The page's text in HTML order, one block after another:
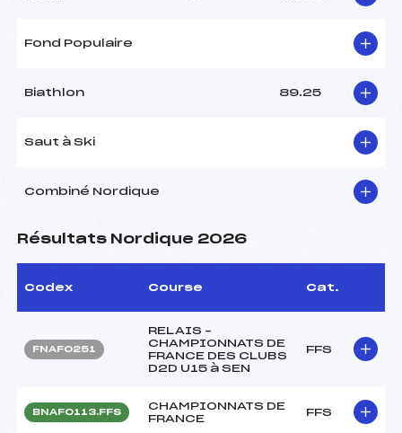
Fond Populaire
Biathlon 89.25
Saut à Ski
Combiné Nordique
Résultats Nordique 2026
Codex Course Cat.
FNAF0251
RELAIS –
CHAMPIONNATS DE
FRANCE DES CLUBS
D2D U15 à SEN
FFS
BNAF0113.FFS
CHAMPIONNATS DE
FRANCE
FFS